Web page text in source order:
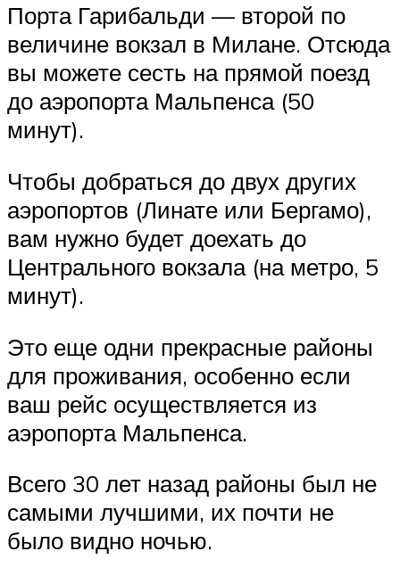
Порта Гарибальди — второй по
величине вокзал в Милане. Отсюда
вы можете сесть на прямой поезд
до аэропорта Мальпенса (50
минут).
Чтобы добраться до двух других
аэропортов (Линате или Бергамо),
вам нужно будет доехать до
Центрального вокзала (на метро, 5
минут).
Это еще одни прекрасные районы
для проживания, особенно если
ваш рейс осуществляется из
аэропорта Мальпенса.
Всего 30 лет назад районы был не
самыми лучшими, их почти не
было видно ночью.